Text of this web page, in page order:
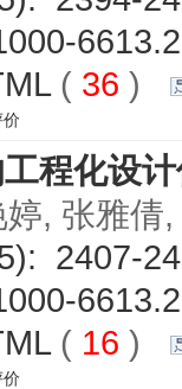
( 36 )
程化设
, 张雅倩
2407-
( 16 )